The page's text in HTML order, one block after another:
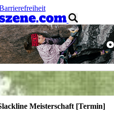
Meisterschaft [Termin]